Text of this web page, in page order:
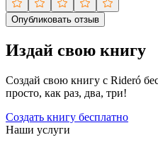
Опубликовать отзыв
Издай свою книгу
Создай свою книгу с Rideró
просто, как раз, два, три!
Создать книгу бесплатно
Наши услуги